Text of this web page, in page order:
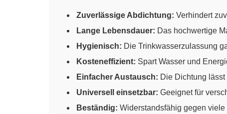
Zuverlässige Abdichtung: Verhindert
Lange Lebensdauer: Das hochwertige
Hygienisch: Die Trinkwasserzulassung
Kosteneffizient: Spart Wasser und
Einfacher Austausch: Die Dichtung
Universell einsetzbar: Geeignet für
Beständig: Widerstandsfähig gegen